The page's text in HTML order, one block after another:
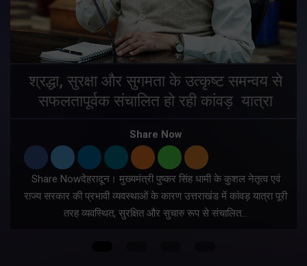
मुख्यमंत्री ने प्रदान की विभिन्न विकास योजनाओं
के लिए 1967 करोड़ की वित्तीय स्वीकृति
Share Now
Share Nowदेहरादून। मुख्यमंत्री पुष्कर सिंह धामी ने प्रदेश में शहरी
आधारभूत सुविधाओं के सुदृढ़ीकरण तथा जीआईएस आधारित जल-निकासी
योजना के लिए कुल 1967 करोड़ की वित्तीय स्वीकृति प्रदान की है।…